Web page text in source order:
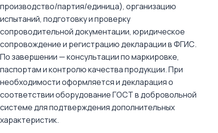
производство/партия/единица), организацию
испытаний, подготовку и проверку
сопроводительной документации, юридическое
сопровождение и регистрацию декларации в ФГИС.
По завершении — консультации по маркировке,
паспортам и контролю качества продукции. При
необходимости оформляется и декларация о
соответствии оборудование ГОСТ в добровольной
системе для подтверждения дополнительных
характеристик.